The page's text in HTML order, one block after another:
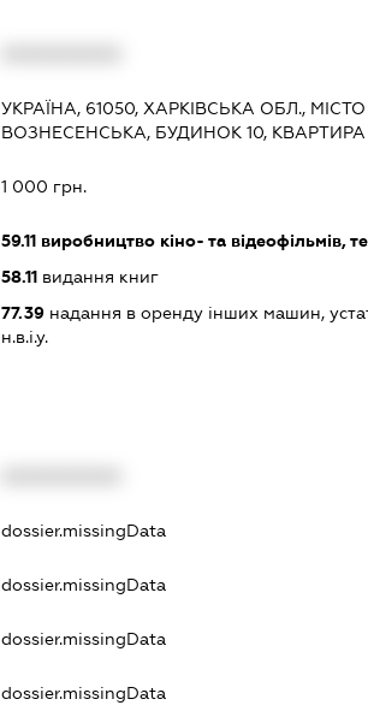
УКРАЇНА, 61050, ХАРКІВСЬКА ОБЛ.,
ВОЗНЕСЕНСЬКА, БУДИНОК 10, КВАРТИРА
1 000 грн.
59.11виробництво кіно- та відеофільмів,
58.11видання книг
77.39надання в оренду інших машин,
н.в.і.у.
dossier.missingData
dossier.missingData
dossier.missingData
dossier.missingData